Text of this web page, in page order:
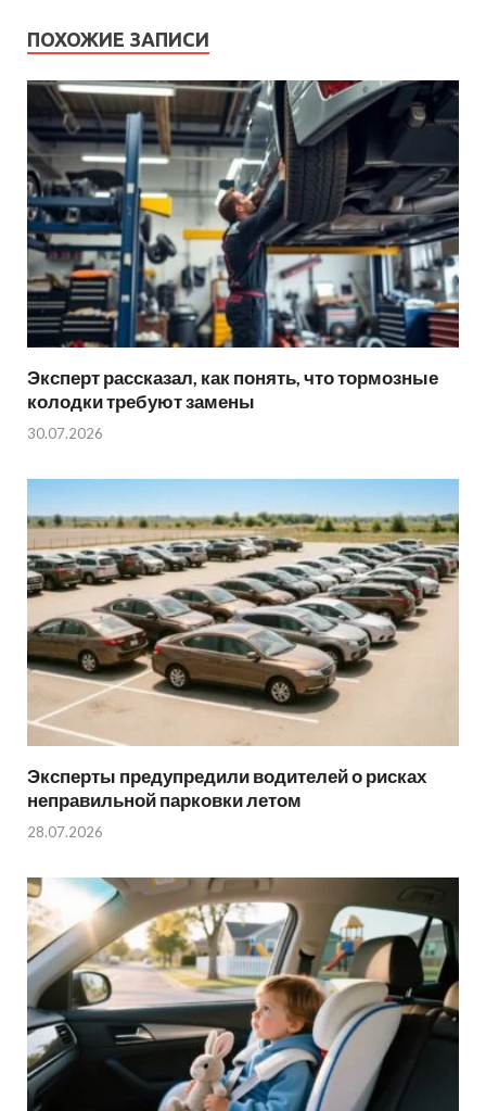
ПОХОЖИЕ ЗАПИСИ
Эксперт рассказал, как понять, что тормозные
колодки требуют замены
30.07.2026
Эксперты предупредили водителей о рисках
неправильной парковки летом
28.07.2026